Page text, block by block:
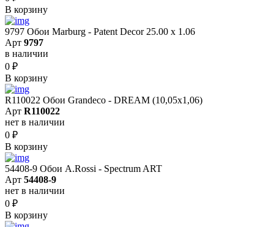
В корзину
9797 Обои Marburg - Patent Decor 25.00 х 1.06
Арт 9797
в наличии
0 ₽
В корзину
R110022 Обои Grandeco - DREAM (10,05х1,06)
Арт R110022
нет в наличии
0 ₽
В корзину
54408-9 Обои A.Rossi - Spectrum ART
Арт 54408-9
нет в наличии
0 ₽
В корзину